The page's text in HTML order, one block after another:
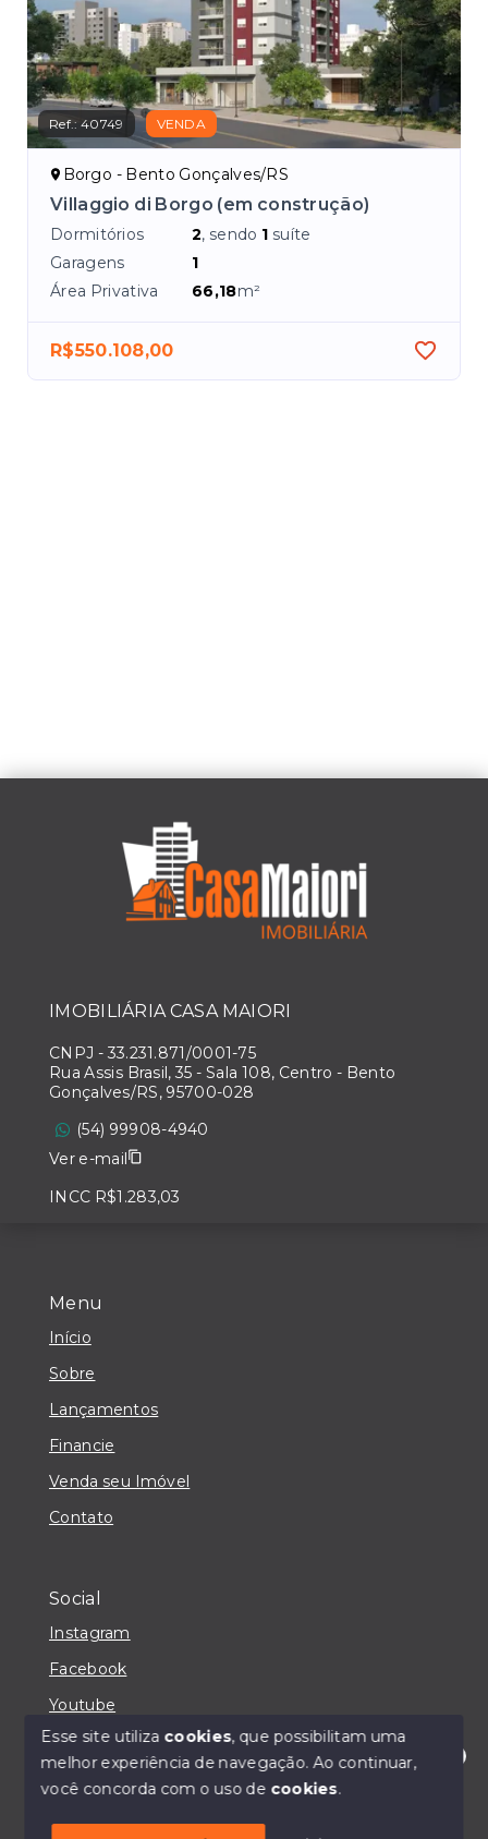
Ref.:40749 VENDA
Borgo - Bento Gonçalves/RS
Villaggio di Borgo (em construção)
Dormitórios 2, sendo 1 suíte
Garagens
1
Área Privativa
66,18m²
R$550.108,00
Olá! Estou disponível para te ajudar.
Menu
Início
Sobre
Lançamentos
Financie
Venda seu Imóvel
Contato
Social
Instagram
Facebook
Youtube
© Copyright 2026 - IMOBILIÁRIA CASA MAIORI -
IMOBILIÁRIA CASA MAIORI
CNPJ - 33.231.871/0001-75
Rua Assis Brasil, 35 - Sala 108, Centro - Bento
Gonçalves/RS, 95700-028
(54) 99908-4940
Ver e-mail
INCC R$1.283,03
Esse site utiliza cookies, que possibilitam uma
melhor experiência de navegação.Ao continuar,
você concorda com o uso de cookies.